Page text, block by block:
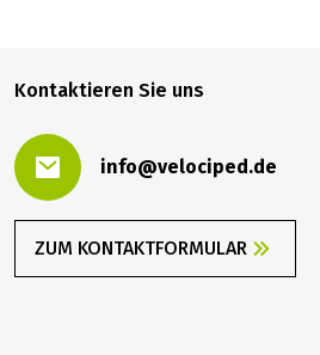
Kontaktieren Sie uns
info@velociped.de
ZUM KONTAKTFORMULAR